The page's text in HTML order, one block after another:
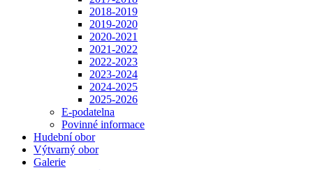
2018-2019
2019-2020
2020-2021
2021-2022
2022-2023
2023-2024
2024-2025
2025-2026
E-podatelna
Povinné informace
Hudební obor
Výtvarný obor
Galerie